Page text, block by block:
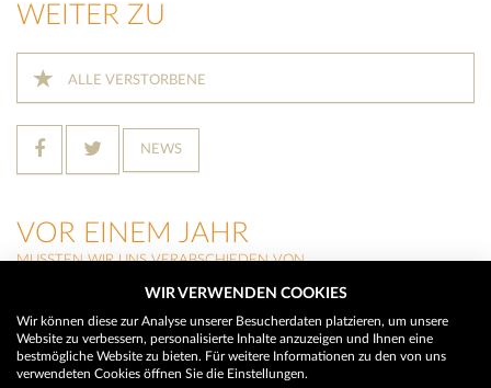
WEITER ZU
ALLE VERSTORBENE
NEWS
VOR EINEM JAHR
MUSSTEN WIR UNS VERABSCHIEDEN VON
MARTIN WALCH
(Neustift im Stubaital)
HILDEGARD BUCHEGGER
(Trins)
WIR VERWENDEN COOKIES
Wir können diese zur Analyse unserer Besucherdaten platzieren, um unsere
Website zu verbessern, personalisierte Inhalte anzuzeigen und Ihnen eine
bestmögliche Website zu bieten. Für weitere Informationen zu den von uns
verwendeten Cookies öffnen Sie die Einstellungen.